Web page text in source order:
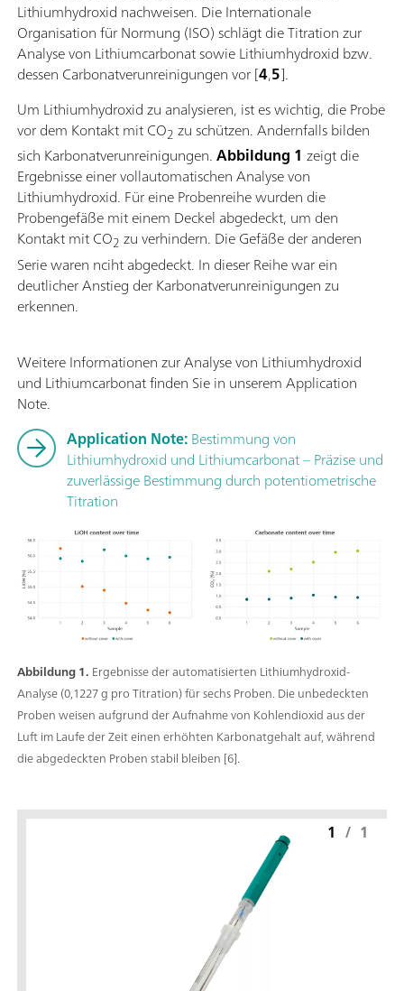
Lithiumhydroxid nachweisen. Die Internationale
Organisation für Normung (ISO) schlägt die Titration zur
Analyse von Lithiumcarbonat sowie Lithiumhydroxid bzw.
dessen Carbonatverunreinigungen vor [4,5].
Um Lithiumhydroxid zu analysieren, ist es wichtig, die Probe
vor dem Kontakt mit CO2 zu schützen. Andernfalls bilden
sich Karbonatverunreinigungen.Abbildung 1 zeigt die
Ergebnisse einer vollautomatischen Analyse von
Lithiumhydroxid. Für eine Probenreihe wurden die
Probengefäße mit einem Deckel abgedeckt, um den
Kontakt mit CO2 zu verhindern. Die Gefäße der anderen
Serie waren nciht abgedeckt. In dieser Reihe war ein
deutlicher Anstieg der Karbonatverunreinigungen zu
erkennen.
Weitere Informationen zur Analyse von Lithiumhydroxid
und Lithiumcarbonat finden Sie in unserem Application
Note.
Application Note:Bestimmung von
Lithiumhydroxid und Lithiumcarbonat – Präzise und
zuverlässige Bestimmung durch potentiometrische
Titration
Abbildung 1. Ergebnisse der automatisierten Lithiumhydroxid-
Analyse (0,1227 g pro Titration) für sechs Proben. Die unbedeckten
Proben weisen aufgrund der Aufnahme von Kohlendioxid aus der
Luft im Laufe der Zeit einen erhöhten Karbonatgehalt auf, während
die abgedeckten Proben stabil bleiben [6].
1 / 1